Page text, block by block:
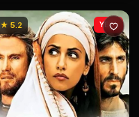
★ 5.2 YENİ